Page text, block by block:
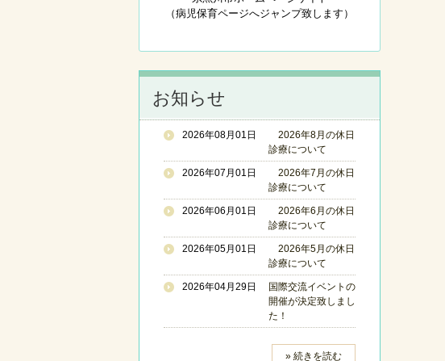
（病児保育ページへジャンプ致します）
お知らせ
2026年08月01日
2026年8月の休日
診療について
2026年07月01日
2026年7月の休日
診療について
2026年06月01日
2026年6月の休日
診療について
2026年05月01日
2026年5月の休日
診療について
2026年04月29日
国際交流イベントの
開催が決定致しまし
た！
» 続きを読む